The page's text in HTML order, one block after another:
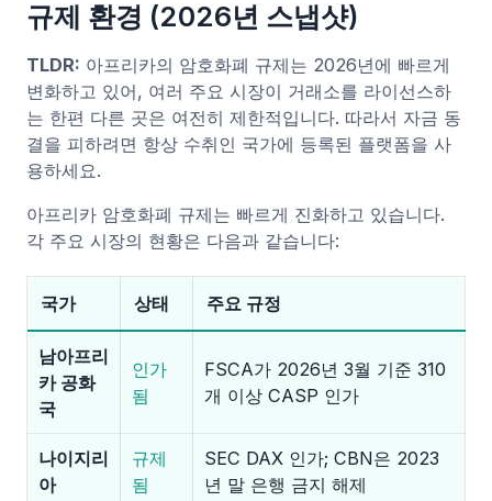
규제 환경 (2026년 스냅샷)
TLDR: 아프리카의 암호화폐 규제는 2026년에 빠르게
변화하고 있어, 여러 주요 시장이 거래소를 라이선스하
는 한편 다른 곳은 여전히 제한적입니다. 따라서 자금 동
결을 피하려면 항상 수취인 국가에 등록된 플랫폼을 사
용하세요.
아프리카 암호화폐 규제는 빠르게 진화하고 있습니다.
각 주요 시장의 현황은 다음과 같습니다:
국가 상태 주요 규정
남아프리
카 공화
국
인가
됨
FSCA가 2026년 3월 기준 310
개 이상 CASP 인가
나이지리
아
규제
됨
SEC DAX 인가; CBN은 2023
년 말 은행 금지 해제